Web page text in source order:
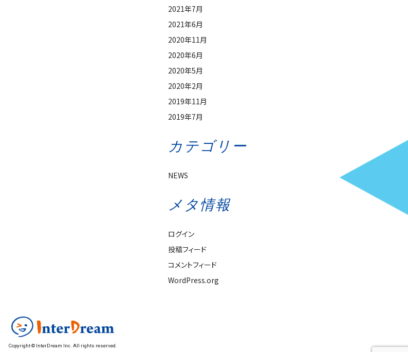
2021年7月
2021年6月
2020年11月
2020年6月
2020年5月
2020年2月
2019年11月
2019年7月
カテゴリー
NEWS
メタ情報
ログイン
投稿フィード
コメントフィード
WordPress.org
Copyright © InterDream Inc. All rights reserved.